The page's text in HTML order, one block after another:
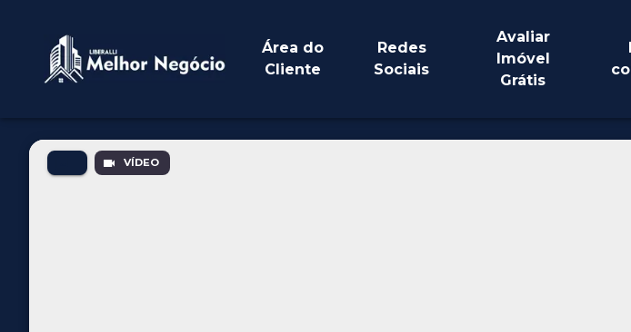
Área do
Cliente
Redes
Sociais
Avaliar
Imóvel
Grátis
VÍDEO